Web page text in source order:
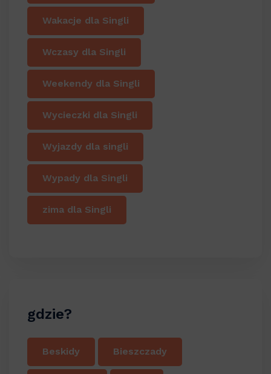
Wakacje dla Singli
Wczasy dla Singli
Weekendy dla Singli
Wycieczki dla Singli
Wyjazdy dla singli
Wypady dla Singli
zima dla Singli
gdzie?
Beskidy Bieszczady